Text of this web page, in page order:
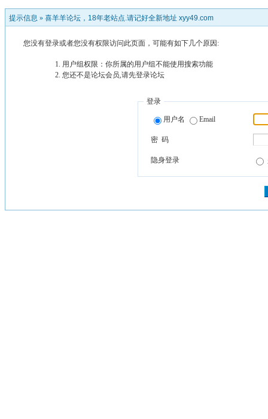
提示信息 » 喜羊羊论坛，18年老站点.请记好全新地址 xyy49.com
您没有登录或者您没有权限访问此页面，可能有如下几个原因:
用户组权限：你所属的用户组不能使用搜索功能
您还不是论坛会员,请先登录论坛
登录
用户名 Email
密 码
隐身登录